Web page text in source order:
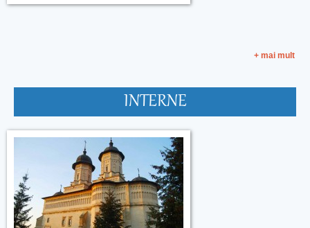
Malta
Muntenegru
+ mai mult
INTERNE